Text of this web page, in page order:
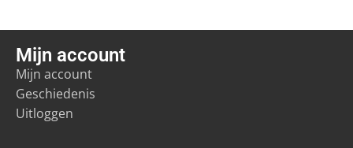
Mijn account
Mijn account
Geschiedenis
Uitloggen